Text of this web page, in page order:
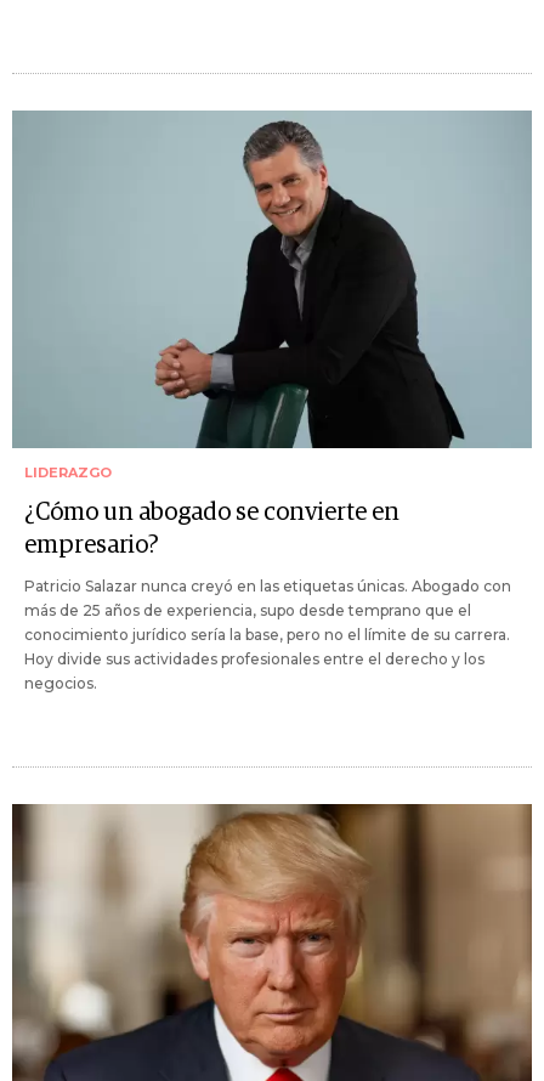
LIDERAZGO
¿Cómo un abogado se convierte en
empresario?
Patricio Salazar nunca creyó en las etiquetas únicas. Abogado con
más de 25 años de experiencia, supo desde temprano que el
conocimiento jurídico sería la base, pero no el límite de su carrera.
Hoy divide sus actividades profesionales entre el derecho y los
negocios.